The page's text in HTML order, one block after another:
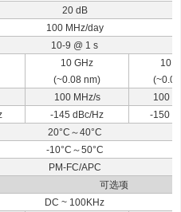
20 dB
100 MHz/day
10-9 @ 1 s
10 GHz
(~0.08 nm)
10
100 MHz/s
100
-145 dBc/Hz
-150
20°C ～40°C
-10°C ～50°C
PM-FC/APC
可选项
DC ~ 100KHz